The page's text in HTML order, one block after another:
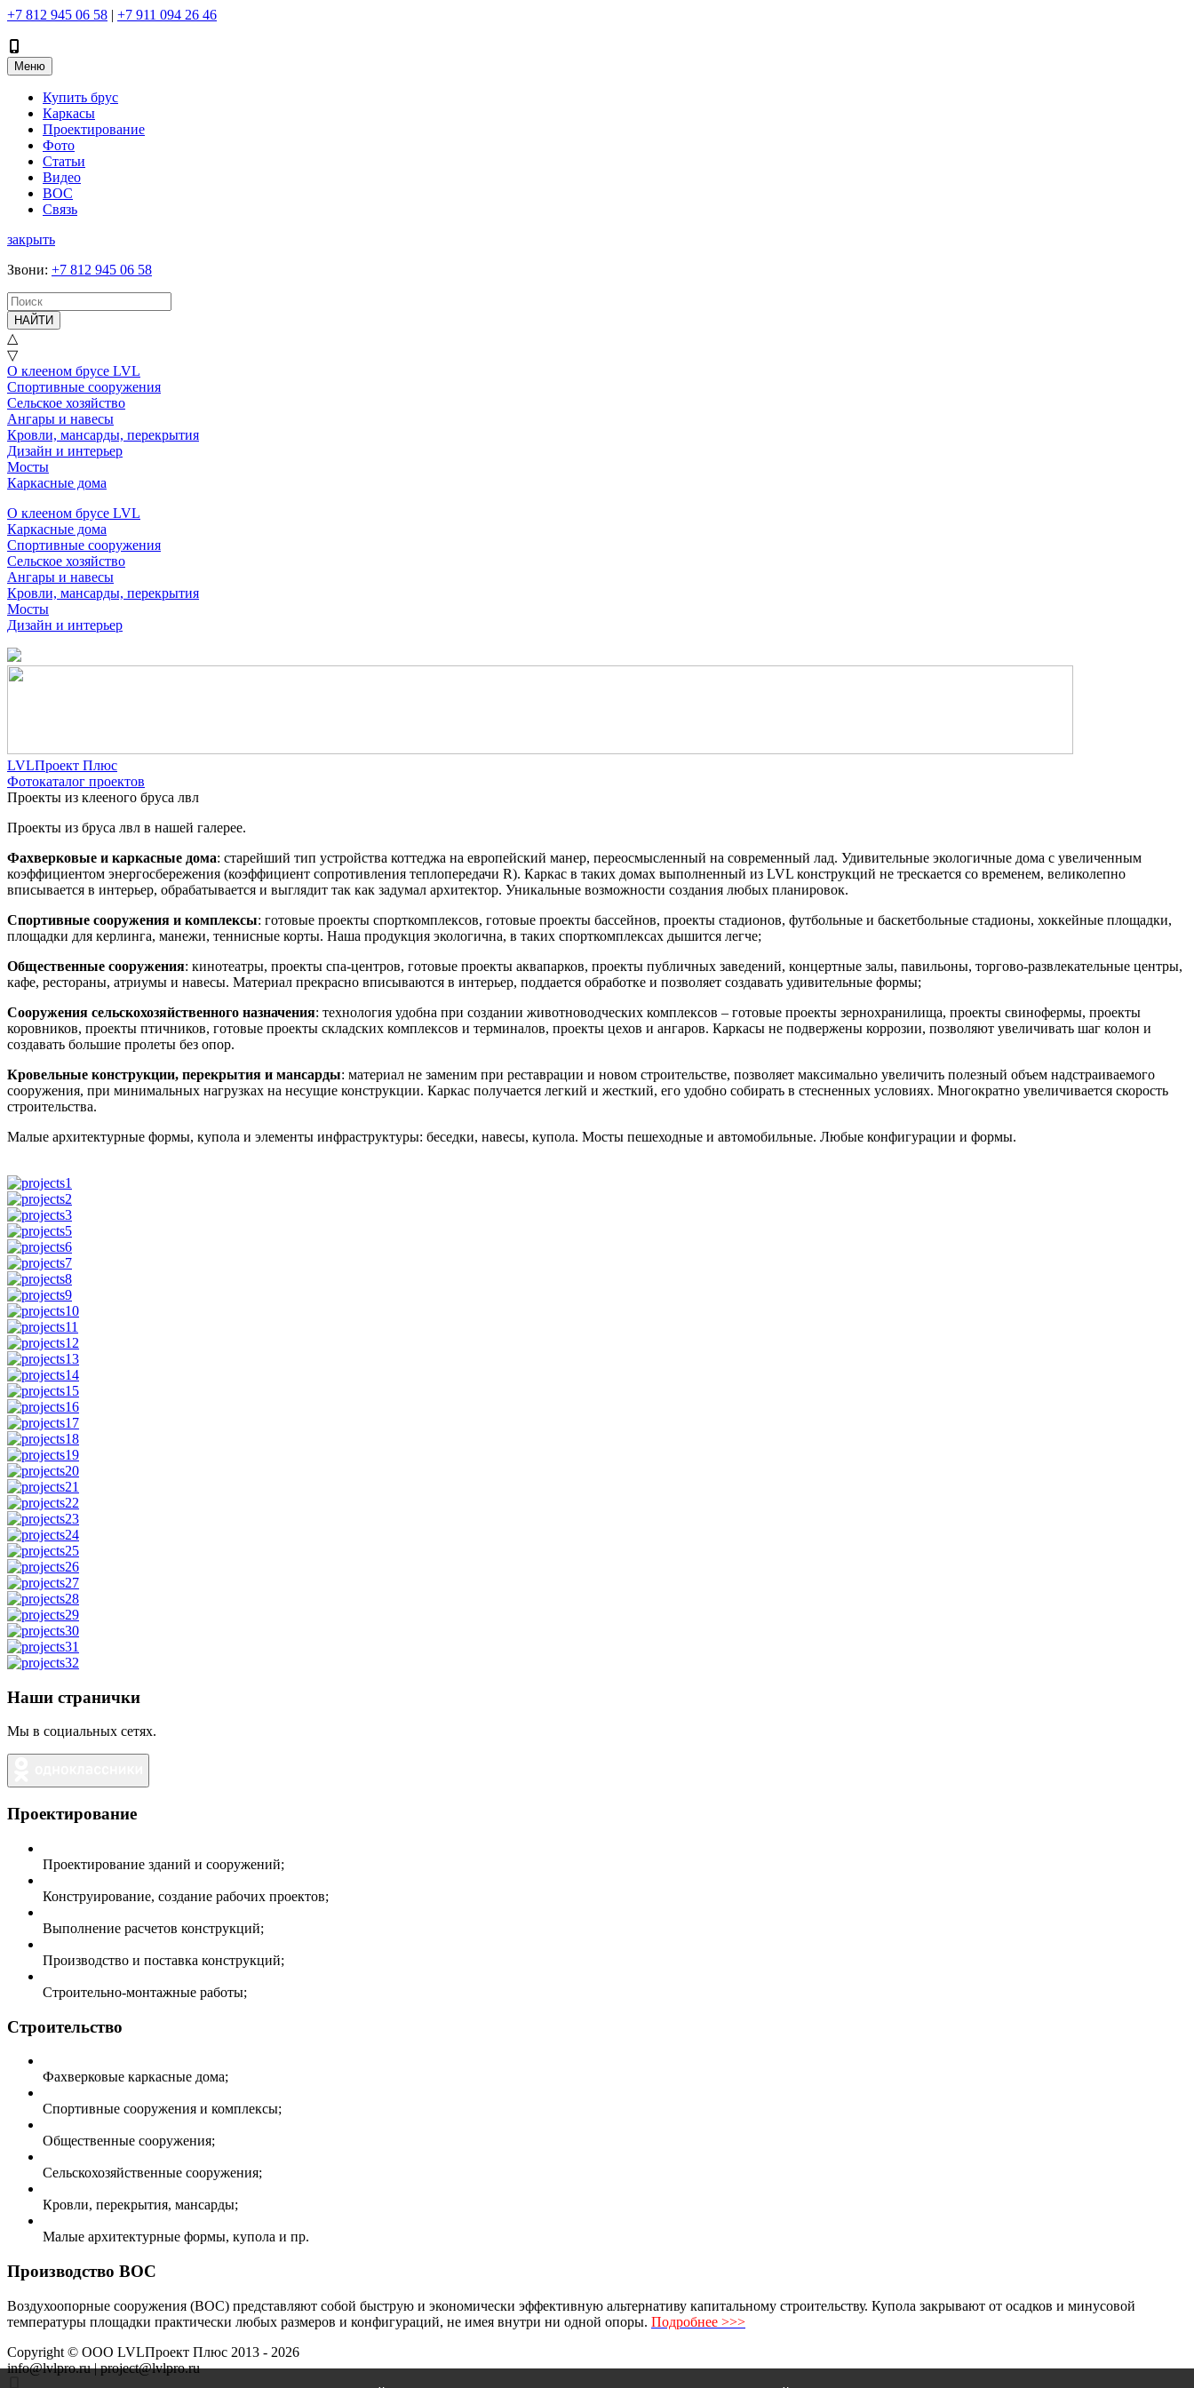
+7 812 945 06 58 | +7 911 094 26 46
Меню
Купить брус
Каркасы
Проектирование
Фото
Статьи
Видео
ВОС
Связь
закрыть
Звони: +7 812 945 06 58
НАЙТИ
△
▽
О клееном брусе LVL
Спортивные сооружения
Сельское хозяйство
Ангары и навесы
Кровли, мансарды, перекрытия
Дизайн и интерьер
Мосты
Каркасные дома
О клееном брусе LVL
Каркасные дома
Спортивные сооружения
Сельское хозяйство
Ангары и навесы
Кровли, мансарды, перекрытия
Мосты
Дизайн и интерьер
LVLПроект Плюс
Фотокаталог проектов
Проекты из клееного бруса лвл
Проекты из бруса лвл в нашей галерее.
Фахверковые и каркасные дома: старейший тип устройства коттеджа на европейский манер, переосмысленный на современный лад. Удивительные экологичные дома с увеличенным
коэффициентом энергосбережения (коэффициент сопротивления теплопередачи R). Каркас в таких домах выполненный из LVL конструкций не трескается со временем, великолепно
вписывается в интерьер, обрабатывается и выглядит так как задумал архитектор. Уникальные возможности создания любых планировок.
Спортивные сооружения и комплексы: готовые проекты спорткомплексов, готовые проекты бассейнов, проекты стадионов, футбольные и баскетбольные стадионы, хоккейные площадки,
площадки для керлинга, манежи, теннисные корты. Наша продукция экологична, в таких спорткомплексах дышится легче;
Общественные сооружения: кинотеатры, проекты спа-центров, готовые проекты аквапарков, проекты публичных заведений, концертные залы, павильоны, торгово-развлекательные центры,
кафе, рестораны, атриумы и навесы. Материал прекрасно вписываются в интерьер, поддается обработке и позволяет создавать удивительные формы;
Сооружения сельскохозяйственного назначения: технология удобна при создании животноводческих комплексов – готовые проекты зернохранилища, проекты свинофермы, проекты
коровников, проекты птичников, готовые проекты складских комплексов и терминалов, проекты цехов и ангаров. Каркасы не подвержены коррозии, позволяют увеличивать шаг колон и
создавать большие пролеты без опор.
Кровельные конструкции, перекрытия и мансарды: материал не заменим при реставрации и новом строительстве, позволяет максимально увеличить полезный объем надстраиваемого
сооружения, при минимальных нагрузках на несущие конструкции. Каркас получается легкий и жесткий, его удобно собирать в стесненных условиях. Многократно увеличивается скорость
строительства.
Малые архитектурные формы, купола и элементы инфраструктуры: беседки, навесы, купола. Мосты пешеходные и автомобильные. Любые конфигурации и формы.
Наши странички
Мы в социальных сетях.
Проектирование
Проектирование зданий и сооружений;
Конструирование, создание рабочих проектов;
Выполнение расчетов конструкций;
Производство и поставка конструкций;
Строительно-монтажные работы;
Строительство
Фахверковые каркасные дома;
Спортивные сооружения и комплексы;
Общественные сооружения;
Сельскохозяйственные сооружения;
Кровли, перекрытия, мансарды;
Малые архитектурные формы, купола и пр.
Производство ВОС
Воздухоопорные сооружения (ВОС) представляют собой быструю и экономически эффективную альтернативу капитальному строительству. Купола закрывают от осадков и минусовой
температуры площадки практически любых размеров и конфигураций, не имея внутри ни одной опоры. Подробнее >>>
Copyright © ООО LVLПроект Плюс 2013 - 2026
info@lvlpro.ru | project@lvlpro.ru